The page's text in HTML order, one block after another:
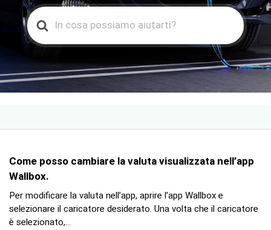
Search
For
Come posso cambiare la valuta visualizzata nell’app
Wallbox.
Per modificare la valuta nell’app, aprire l’app Wallbox e
selezionare il caricatore desiderato. Una volta che il caricatore
è selezionato,...